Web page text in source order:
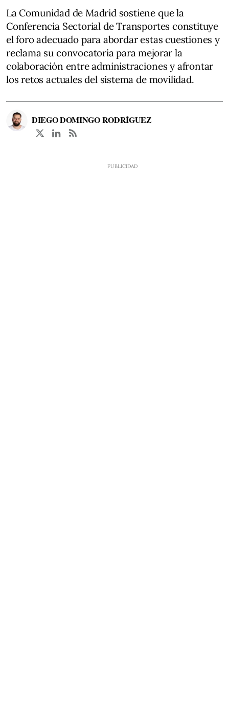
La Comunidad de Madrid sostiene que la
Conferencia Sectorial de Transportes constituye
el foro adecuado para abordar estas cuestiones y
reclama su convocatoria para mejorar la
colaboración entre administraciones y afrontar
los retos actuales del sistema de movilidad.
DIEGO DOMINGO RODRÍGUEZ